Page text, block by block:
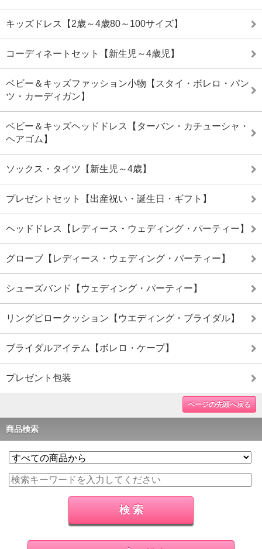
キッズドレス【2歳～4歳80～100サイズ】
コーディネートセット【新生児～4歳児】
ベビー＆キッズファッション小物【スタイ・ボレロ・パン
ツ・カーディガン】
ベビー＆キッズヘッドドレス【ターバン・カチューシャ・
ヘアゴム】
ソックス・タイツ【新生児～4歳】
プレゼントセット【出産祝い・誕生日・ギフト】
ヘッドドレス【レディース・ウェディング・パーティー】
グローブ【レディース・ウェディング・パーティー】
シューズバンド【ウェディング・パーティー】
リングピロークッション【ウエディング・ブライダル】
ブライダルアイテム【ボレロ・ケープ】
プレゼント包装
ページの先頭へ戻る
商品検索